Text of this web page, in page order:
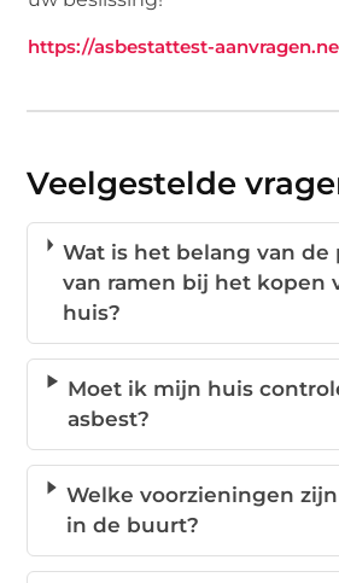
https://asbestattest-
Veelgestelde
Wat is het belang van de
van ramen bij het kopen
huis?
Moet ik mijn huis
asbest?
Welke voorzieningen
in de buurt?